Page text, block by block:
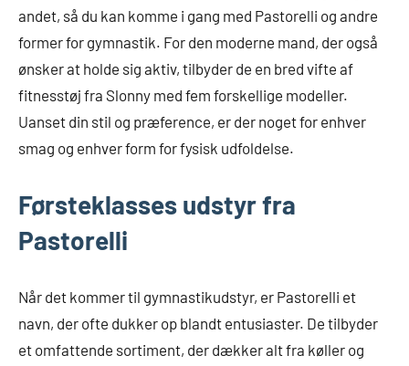
andet, så du kan komme i gang med Pastorelli og andre
former for gymnastik. For den moderne mand, der også
ønsker at holde sig aktiv, tilbyder de en bred vifte af
fitnesstøj fra Slonny med fem forskellige modeller.
Uanset din stil og præference, er der noget for enhver
smag og enhver form for fysisk udfoldelse.
Førsteklasses udstyr fra
Pastorelli
Når det kommer til gymnastikudstyr, er Pastorelli et
navn, der ofte dukker op blandt entusiaster. De tilbyder
et omfattende sortiment, der dækker alt fra køller og